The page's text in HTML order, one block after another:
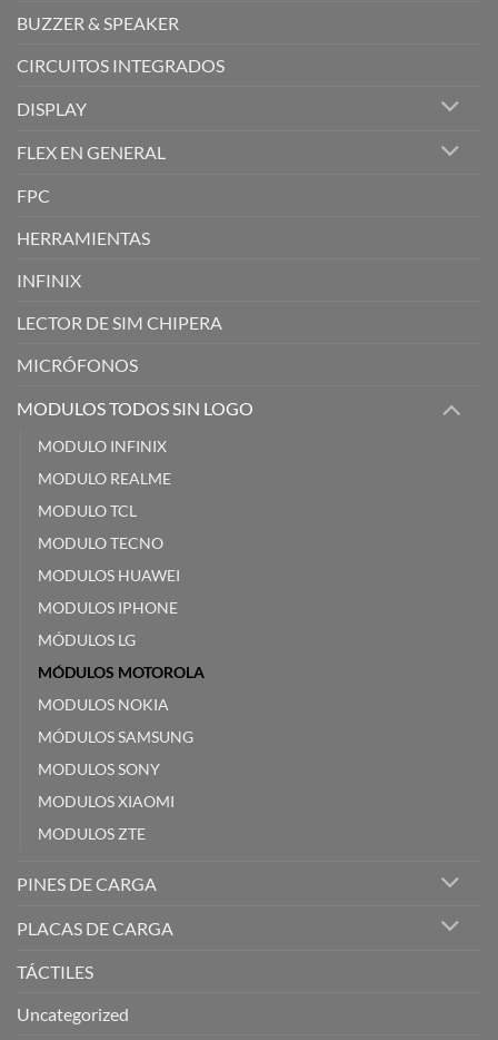
BUZZER & SPEAKER
CIRCUITOS INTEGRADOS
DISPLAY
FLEX EN GENERAL
FPC
HERRAMIENTAS
INFINIX
LECTOR DE SIM CHIPERA
MICRÓFONOS
MODULOS TODOS SIN LOGO
MODULO INFINIX
MODULO REALME
MODULO TCL
MODULO TECNO
MODULOS HUAWEI
MODULOS IPHONE
MÓDULOS LG
MÓDULOS MOTOROLA
MODULOS NOKIA
MÓDULOS SAMSUNG
MODULOS SONY
MODULOS XIAOMI
MODULOS ZTE
PINES DE CARGA
PLACAS DE CARGA
TÁCTILES
Uncategorized